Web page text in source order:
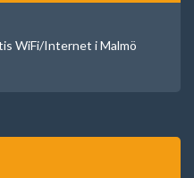
WiFi/Internet i Malmö